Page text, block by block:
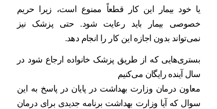
یا خود بیمار این کار قطعاً ممنوع است، زیرا حریم
خصوصی بیمار باید رعایت شود. حتی پزشک نیز
نمی‌تواند بدون اجازه این کار را انجام دهد.
بستری‌هایی که از طریق پزشک خانواده ارجاع شود در
سال آینده رایگان می‌کنیم
معاون درمان وزارت بهداشت در پایان در پاسخ به این
سوال که آیا وزارت بهداشت برنامه جدیدی برای درمان